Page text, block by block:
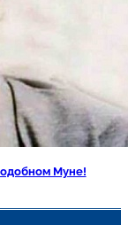
Муне!